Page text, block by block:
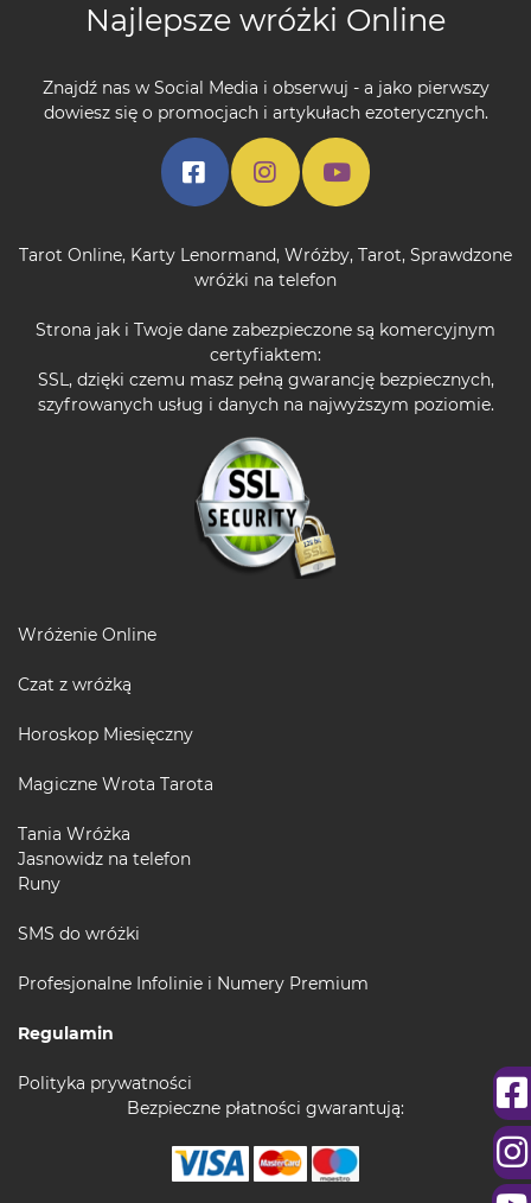
Najlepsze wróżki Online
Znajdź nas w Social Media i obserwuj - a jako pierwszy
dowiesz się o promocjach i artykułach ezoterycznych.
Tarot Online, Karty Lenormand, Wróżby, Tarot, Sprawdzone
wróżki na telefon
Strona jak i Twoje dane zabezpieczone są komercyjnym
certyfiaktem:
SSL, dzięki czemu masz pełną gwarancję bezpiecznych,
szyfrowanych usług i danych na najwyższym poziomie.
Wróżenie Online
Czat z wróżką
Horoskop Miesięczny
Magiczne Wrota Tarota
Tania Wróżka
Jasnowidz na telefon
Runy
SMS do wróżki
Profesjonalne Infolinie i Numery Premium
Regulamin
Polityka prywatności
Bezpieczne płatności gwarantują: